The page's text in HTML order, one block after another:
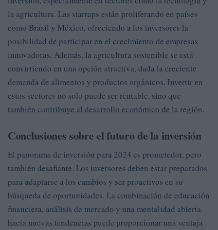
la agricultura. Las startups están proliferando en países
como Brasil y México, ofreciendo a los inversores la
posibilidad de participar en el crecimiento de empresas
innovadoras. Además, la agricultura sostenible se está
convirtiendo en una opción atractiva, dada la creciente
demanda de alimentos y productos orgánicos. Invertir en
estos sectores no solo puede ser rentable, sino que
también contribuye al desarrollo económico de la región.
Conclusiones sobre el futuro de la inversión
El panorama de inversión para 2024 es prometedor, pero
también desafiante. Los inversores deben estar preparados
para adaptarse a los cambios y ser proactivos en su
búsqueda de oportunidades. La combinación de educación
financiera, análisis de mercado y una mentalidad abierta
hacia nuevas tendencias puede proporcionar una ventaja